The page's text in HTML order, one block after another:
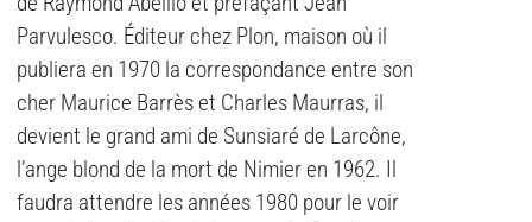
Parvulesco. Éditeur chez Plon, maison où il
publiera en 1970 la correspondance entre son
cher Maurice Barrès et Charles Maurras, il
devient le grand ami de Sunsiaré de Larcône,
l’ange blond de la mort de Nimier en 1962. Il
faudra attendre les années 1980 pour le voir